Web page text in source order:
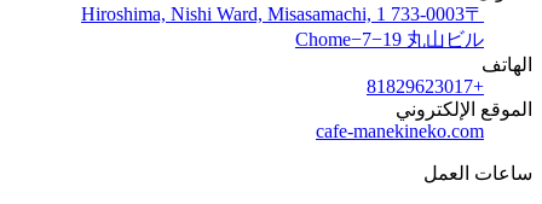
〒733-0003 Hiroshima, Nishi Ward, Misasamachi, 1
Chome−7−19 丸山ビル
الهاتف
+81829623017
الموقع الإلكتروني
cafe-manekineko.com
ساعات العمل